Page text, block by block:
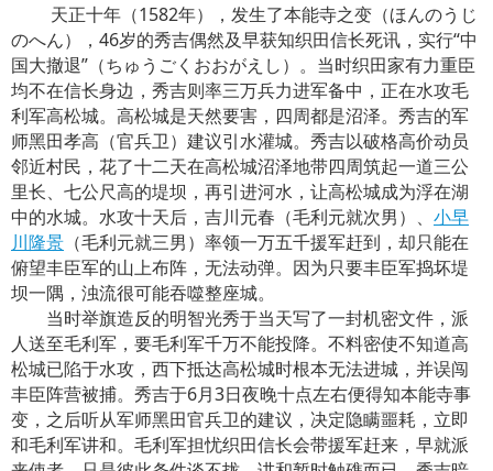
天正十年（1582年），发生了本能寺之变（ほんのうじ
のへん），46岁的秀吉偶然及早获知织田信长死讯，实行“中
国大撤退”（ちゅうごくおおがえし）。当时织田家有力重臣
均不在信长身边，秀吉则率三万兵力进军备中，正在水攻毛
利军高松城。高松城是天然要害，四周都是沼泽。秀吉的军
师黑田孝高（官兵卫）建议引水灌城。秀吉以破格高价动员
邻近村民，花了十二天在高松城沼泽地带四周筑起一道三公
里长、七公尺高的堤坝，再引进河水，让高松城成为浮在湖
中的水城。水攻十天后，吉川元春（毛利元就次男）、 小早
川隆景 （毛利元就三男）率领一万五千援军赶到，却只能在
俯望丰臣军的山上布阵，无法动弹。因为只要丰臣军捣坏堤
坝一隅，浊流很可能吞噬整座城。
当时举旗造反的明智光秀于当天写了一封机密文件，派
人送至毛利军，要毛利军千万不能投降。不料密使不知道高
松城已陷于水攻，西下抵达高松城时根本无法进城，并误闯
丰臣阵营被捕。秀吉于6月3日夜晚十点左右便得知本能寺事
变，之后听从军师黑田官兵卫的建议，决定隐瞒噩耗，立即
和毛利军讲和。毛利军担忧织田信长会带援军赶来，早就派